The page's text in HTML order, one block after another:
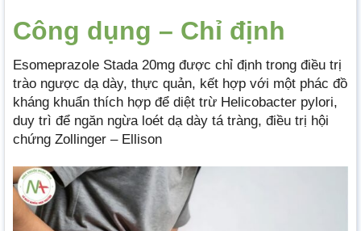
Công dụng – Chỉ định
Esomeprazole Stada 20mg được chỉ định trong điều trị
trào ngược dạ dày, thực quản, kết hợp với một phác đồ
kháng khuẩn thích hợp để diệt trừ Helicobacter pylori,
duy trì để ngăn ngừa loét dạ dày tá tràng, điều trị hội
chứng Zollinger – Ellison